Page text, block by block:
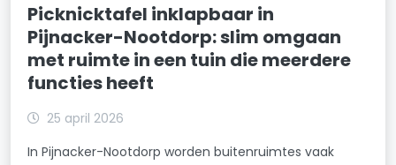
Picknicktafel inklapbaar in
Pijnacker-Nootdorp: slim omgaan
met ruimte in een tuin die meerdere
functies heeft
25 april 2026
In Pijnacker-Nootdorp worden buitenruimtes vaak